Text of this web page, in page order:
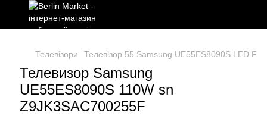
Телевізори Телевізор 55 Samsung UE55ES8090S LED
Телевизор Samsung
UE55ES8090S 110W sn
Z9JK3SAC700255F